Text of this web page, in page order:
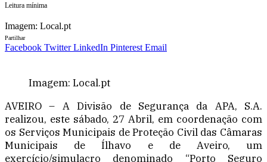
Leitura mínima
Imagem: Local.pt
Partilhar
Facebook Twitter LinkedIn Pinterest Email
Imagem: Local.pt
AVEIRO – A Divisão de Segurança da APA, S.A.
realizou, este sábado, 27 Abril, em coordenação com
os Serviços Municipais de Proteção Civil das Câmaras
Municipais de Ílhavo e de Aveiro, um
exercício/simulacro denominado “Porto Seguro